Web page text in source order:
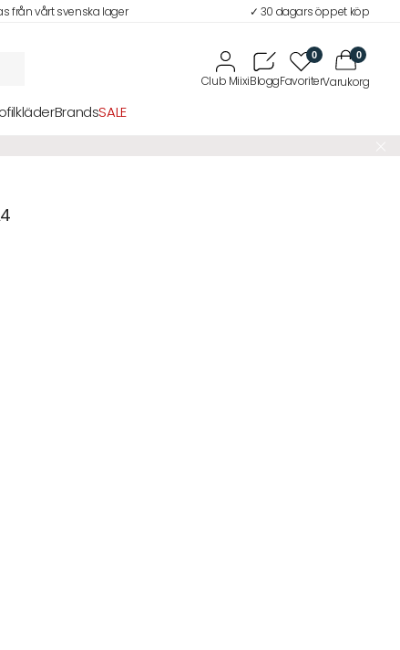
från vårt svenska lager ✓ 30 dagars öppet köp
0 0
BrandsSALE